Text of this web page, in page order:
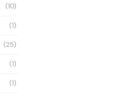
(10)
(1)
(25)
(1)
(1)